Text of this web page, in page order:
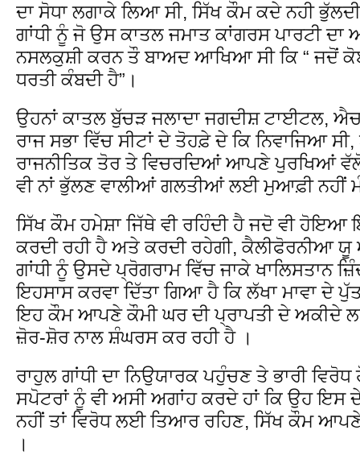
ਦਾ ਸੋਧਾ ਲਗਾਕੇ ਲਿਆ ਸੀ, ਸਿੱਖ ਕੌਮ ਕਦੇ ਨਹੀ
ਗਾਂਧੀ ਨੂੰ ਜੋ ਉਸ ਕਾਤਲ ਜਮਾਤ ਕਾਂਗਰਸ ਪਾਰਟੀ ਦਾ
ਨਸਲਕੁਸ਼ੀ ਕਰਨ ਤੌ ਬਾਅਦ ਆਖਿਆ ਸੀ ਕਿ “ ਜਦੋਂ
ਧਰਤੀ ਕੰਬਦੀ ਹੈ”।
ਉਹਨਾਂ ਕਾਤਲ ਬੁੱਚੜ ਜਲਾਦਾ ਜਗਦੀਸ਼ ਟਾਈਟਲ,
ਰਾਜ ਸਭਾ ਵਿੱਚ ਸੀਟਾਂ ਦੇ ਤੋਹਫ਼ੇ ਦੇ ਕਿ ਨਿਵਾਜਿਆ
ਰਾਜਨੀਤਿਕ ਤੋਰ ਤੇ ਵਿਚਰਦਿਆਂ ਆਪਣੇ ਪੁਰਖਿਆਂ
ਵੀ ਨਾਂ ਭੁੱਲਣ ਵਾਲੀਆਂ ਗਲਤੀਆਂ ਲਈ ਮੁਆਫ਼ੀ ਨਹੀਂ
ਸਿੱਖ ਕੌਮ ਹਮੇਸ਼ਾ ਜਿੱਥੇ ਵੀ ਰਹਿੰਦੀ ਹੈ ਜਦੋ ਵੀ ਹੋਇਆ
ਕਰਦੀ ਰਹੀ ਹੈ ਅਤੇ ਕਰਦੀ ਰਹੇਗੀ, ਕੈਲੀਫੋਰਨੀਆ ਯੂ
ਗਾਂਧੀ ਨੂੰ ਉਸਦੇ ਪ੍ਰੋਗਰਾਮ ਵਿੱਚ ਜਾਕੇ ਖਾਲਿਸਤਾਨ
ਇਹਸਾਸ ਕਰਵਾ ਦਿੱਤਾ ਗਿਆ ਹੈ ਕਿ ਲੱਖਾ ਮਾਵਾ ਦੇ
ਇਹ ਕੌਮ ਆਪਣੇ ਕੌਮੀ ਘਰ ਦੀ ਪ੍ਰਾਪਤੀ ਦੇ ਅਕੀਦੇ
ਜ਼ੋਰ-ਸ਼ੋਰ ਨਾਲ ਸ਼ੰਘਰਸ ਕਰ ਰਹੀ ਹੈ ।
ਰਾਹੁਲ ਗਾਂਧੀ ਦਾ ਨਿਉਯਾਰਕ ਪਹੁੰਚਣ ਤੇ ਭਾਰੀ
ਸਪੋਟਰਾਂ ਨੂੰ ਵੀ ਅਸੀ ਅਗਾਂਹ ਕਰਦੇ ਹਾਂ ਕਿ ਉਹ ਇਸ
ਨਹੀਂ ਤਾਂ ਵਿਰੋਧ ਲਈ ਤਿਆਰ ਰਹਿਣ, ਸਿੱਖ ਕੌਮ
।